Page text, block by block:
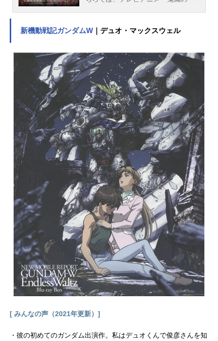
スメ記事をご紹介します。『鬼滅の
新機動戦記ガンダムW ｜デュオ・マックスウェル
[ みんなの声（2021年更新）]
・彼の初めてのガンダム出演作。私はデュオくんで俊彦さんを知